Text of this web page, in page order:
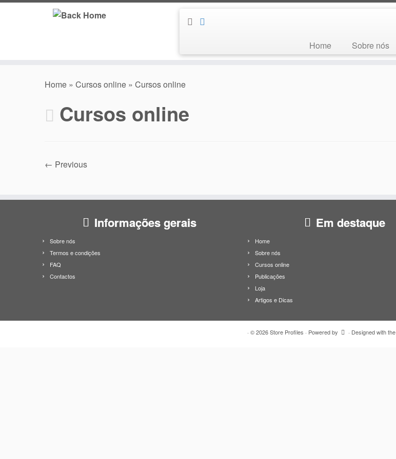
Skip
Home Sobre nós
Home » Cursos online » Cursos online
Cursos online
← Previous
Informações gerais
Sobre nós
Termos e condições
FAQ
Contactos
Em destaque
Home
Sobre nós
Cursos online
Publicações
Loja
Artigos e Dicas
· © 2026 Store Profiles · Powered by · Designed with the